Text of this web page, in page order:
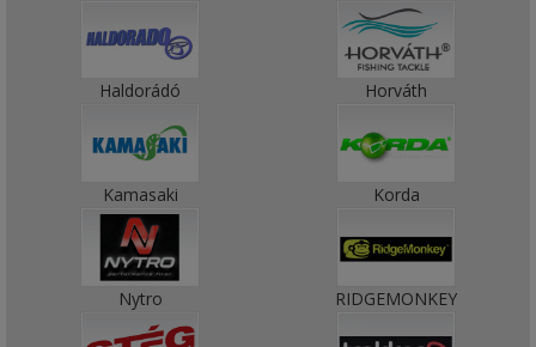
Haldorádó Horváth
Kamasaki Korda
Nytro RIDGEMONKEY